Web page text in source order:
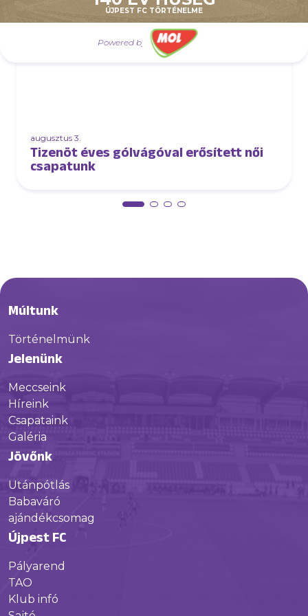
ÚJPEST FC TÖRTÉNELME
Powered by
augusztus 3.
Tizenöt éves gólvágóval erősített női
csapatunk
Múltunk
Történelmünk
Jelenünk
Meccseink
Híreink
Csapataink
Galéria
Jövőnk
Utánpótlás
Babaváró
ajándékcsomag
Újpest FC
Pályarend
TAO
Klub infó